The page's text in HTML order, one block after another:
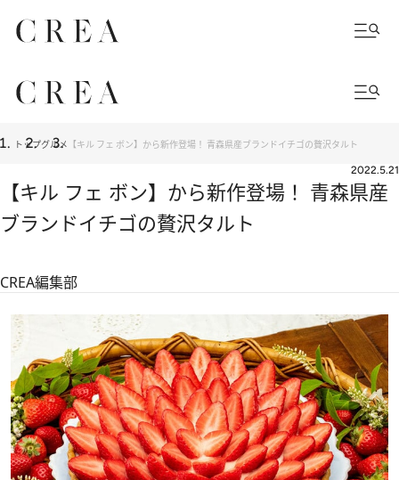
トップグルメ 【キル フェ ボン】から新作登場！ 青森県産ブランドイチゴの贅沢タルト
2022.5.21
【キル フェ ボン】から新作登場！ 青森県産
ブランドイチゴの贅沢タルト
CREA編集部